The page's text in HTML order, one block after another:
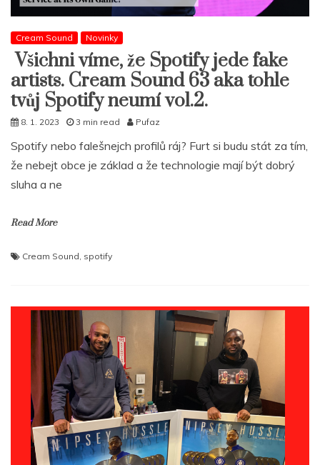
Cream Sound Novinky
Všichni víme, že Spotify jede fake
artists. Cream Sound 63 aka tohle
tvůj Spotify neumí vol.2.
8. 1. 2023 3 min read Pufaz
Spotify nebo falešnejch profilů ráj? Furt si budu stát za tím,
že nebejt obce je základ a že technologie mají být dobrý
sluha a ne
Read More
Cream Sound spotify